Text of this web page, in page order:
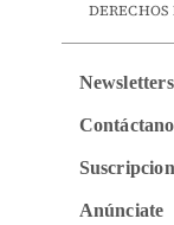
Newsletters
Anúnciate